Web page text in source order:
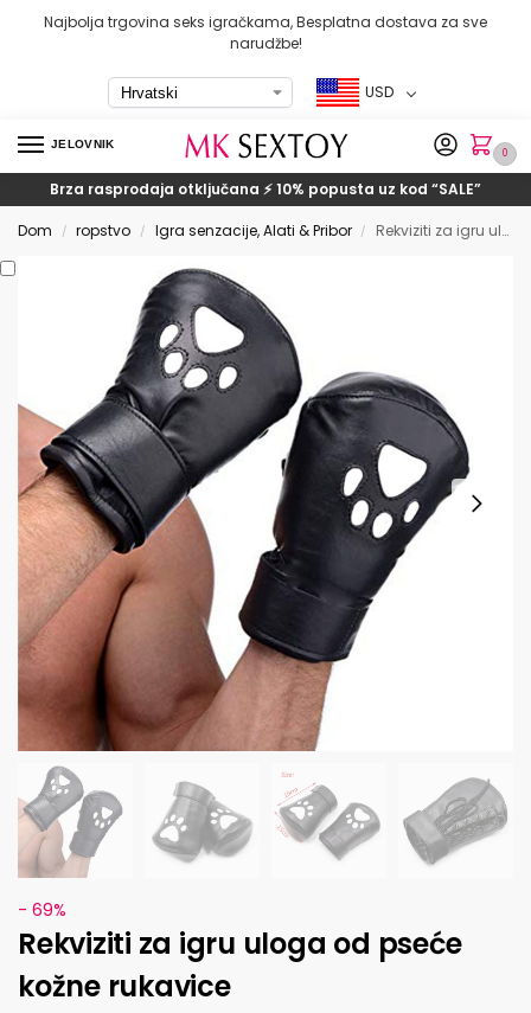
Najbolja trgovina seks igračkama, Besplatna dostava za sve
narudžbe!
USD
JELOVNIK
0
Brza rasprodaja otključana ⚡ 10% popusta uz kod “SALE”
Dom / ropstvo / Igra senzacije, Alati & Pribor / Rekviziti za igru ​​uloga od pseće kožne rukavice
- 69%
Rekviziti za igru ​​uloga od pseće
kožne rukavice